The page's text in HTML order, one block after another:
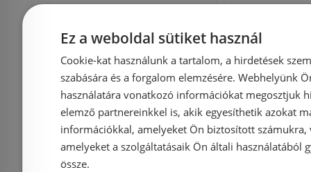
Rimless fali wc ülőkével
117320002
(11.732.00.02)
Azonosító: 177615
Cikkszám: 117320002
nélküli
Close
Ez a weboldal sütiket használ
Cookie-kat használunk a tartalom, a hirdetések
szabására és a forgalom elemzésére. Webhelyünk
használatára vonatkozó információkat megosztjuk
elemző partnereinkkel is, akik egyesíthetik azokat
információkkal, amelyeket Ön biztosított számukra,
amelyeket a szolgáltatásaik Ön általi használatából
össze.